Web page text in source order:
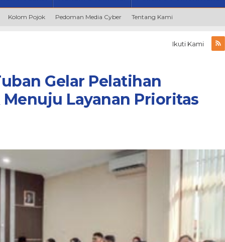
Kolom Pojok Pedoman Media Cyber Tentang Kami
Ikuti Kami
Gelar Pelatihan
Layanan Prioritas